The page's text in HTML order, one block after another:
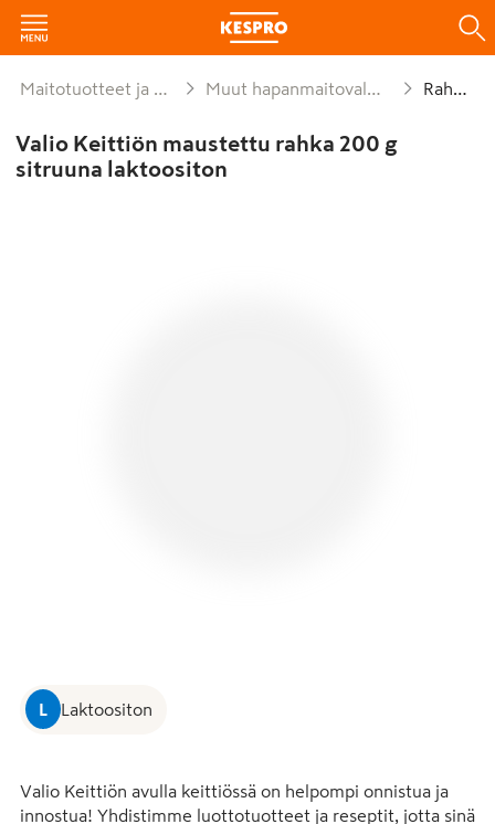
Maitotuotteet ja munat Muut hapanmaitovalmisteet Rahkat
Valio Keittiön maustettu rahka 200 g
sitruuna laktoositon
L Laktoositon
Valio Keittiön avulla keittiössä on helpompi onnistua ja
innostua! Yhdistimme luottotuotteet ja reseptit, jotta sinä